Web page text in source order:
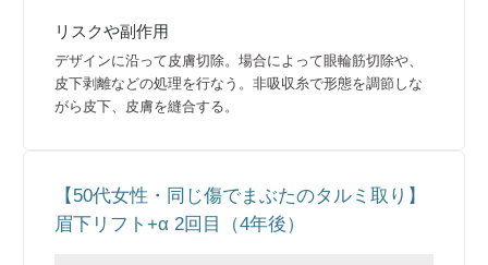
リスクや副作用
デザインに沿って皮膚切除。場合によって眼輪筋切除や、
皮下剥離などの処理を行なう。非吸収糸で形態を調節しな
がら皮下、皮膚を縫合する。
【50代女性・同じ傷でまぶたのタルミ取り】
眉下リフト+α 2回目（4年後）